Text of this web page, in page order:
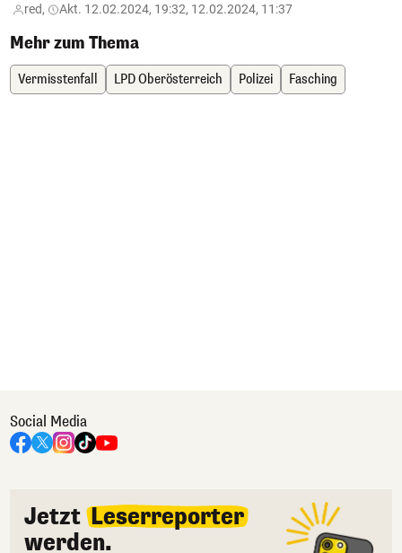
red, Akt. 12.02.2024, 19:32, 12.02.2024, 11:37
Mehr zum Thema
Vermisstenfall LPD Oberösterreich Polizei Fasching
Social Media
Jetzt Leserreporter
werden.